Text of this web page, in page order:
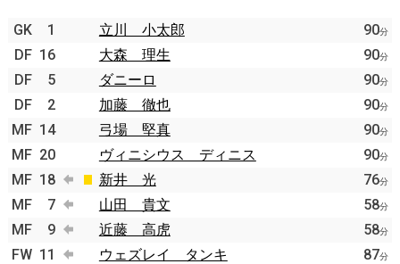
GK 1 立川 小太郎 90分
DF 16 大森 理生 90分
DF 5 ダニーロ 90分
DF 2 加藤 徹也 90分
MF 14 弓場 堅真 90分
MF 20 ヴィニシウス ディニス 90分
MF 18 新井 光 76分
MF 7 山田 貴文 58分
MF 9 近藤 高虎 58分
FW 11 ウェズレイ タンキ 87分